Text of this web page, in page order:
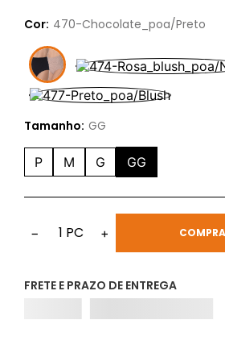
Cor: 470-Chocolate_poa/Preto
Tamanho: GG
P M G GG
− 1 PC +
FRETE E PRAZO DE ENTREGA